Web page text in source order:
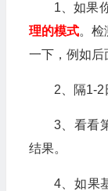
1、如果
理的模式。
一下，例如后
2、隔1-2
3、看看
结果。
4、如果